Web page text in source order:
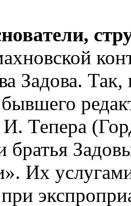
Задова. Так,
Тепера
братья
Их